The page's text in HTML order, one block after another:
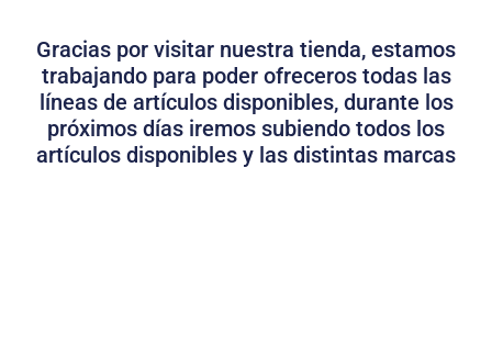
Gracias por visitar nuestra tienda, estamos
trabajando para poder ofreceros todas las
líneas de artículos disponibles, durante los
próximos días iremos subiendo todos los
artículos disponibles y las distintas marcas